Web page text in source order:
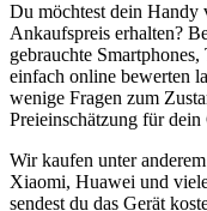
Du möchtest dein Handy
Ankaufspreis erhalten?
gebrauchte
einfach online bewerten
wenige Fragen zum
Preieinschätzung für dein
Wir kaufen unter
Xiaomi, Huawei und
sendest du das Gerät